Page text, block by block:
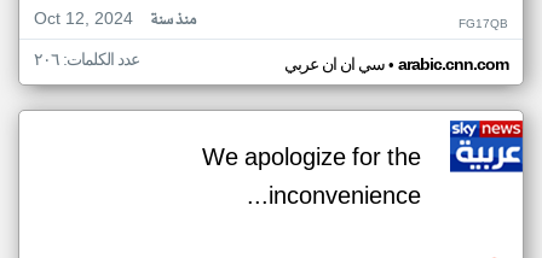
Oct 12, 2024
منذ سنة FG17QB
سي ان ان عربي• arabic.cnn.com عدد الكلمات: ٢٠٦
We apologize for the
inconvenience...